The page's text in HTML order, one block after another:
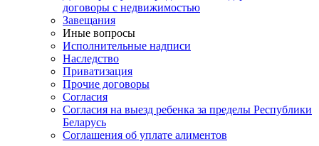
договоры с недвижимостью
Завещания
Иные вопросы
Исполнительные надписи
Наследство
Приватизация
Прочие договоры
Согласия
Согласия на выезд ребенка за пределы Республики
Беларусь
Соглашения об уплате алиментов